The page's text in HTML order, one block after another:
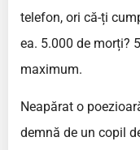
telefon, ori că-ți
ea. 5.000 de morți?
maximum.
Neapărat o
demnă de un copil